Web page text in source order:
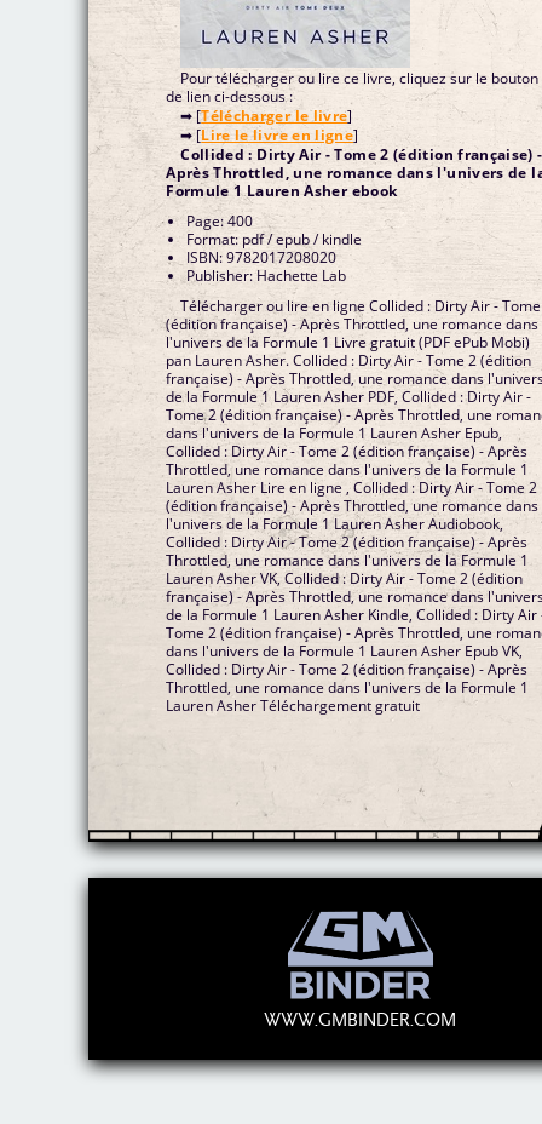
Pour télécharger ou lire ce livre, cliquez sur le bouton
de lien ci-dessous :
➡ [Télécharger le livre]
➡ [Lire le livre en ligne]
Collided : Dirty Air - Tome 2 (édition française) -
Après Throttled, une romance dans l'univers de
Formule 1 Lauren Asher ebook
Page: 400
Format: pdf / epub / kindle
ISBN: 9782017208020
Publisher: Hachette Lab
Télécharger ou lire en ligne Collided : Dirty Air -
(édition française) - Après Throttled, une romance dans
l'univers de la Formule 1 Livre gratuit (PDF ePub Mobi)
pan Lauren Asher. Collided : Dirty Air - Tome 2 (édition
française) - Après Throttled, une romance dans
de la Formule 1 Lauren Asher PDF, Collided : Dirty Air -
Tome 2 (édition française) - Après Throttled, une
dans l'univers de la Formule 1 Lauren Asher Epub,
Collided : Dirty Air - Tome 2 (édition française) - Après
Throttled, une romance dans l'univers de la Formule 1
Lauren Asher Lire en ligne , Collided : Dirty Air - Tome 2
(édition française) - Après Throttled, une romance dans
l'univers de la Formule 1 Lauren Asher Audiobook,
Collided : Dirty Air - Tome 2 (édition française) - Après
Throttled, une romance dans l'univers de la Formule 1
Lauren Asher VK, Collided : Dirty Air - Tome 2 (édition
française) - Après Throttled, une romance dans
de la Formule 1 Lauren Asher Kindle, Collided : Dirty Air
Tome 2 (édition française) - Après Throttled, une
dans l'univers de la Formule 1 Lauren Asher Epub VK,
Collided : Dirty Air - Tome 2 (édition française) - Après
Throttled, une romance dans l'univers de la Formule 1
Lauren Asher Téléchargement gratuit
WWW.GMBINDER.COM